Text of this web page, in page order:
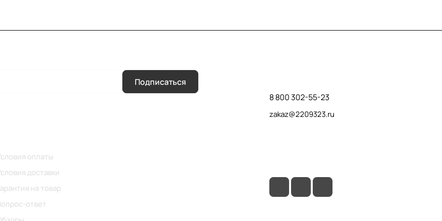
Подписаться
оплаты
доставки
на товар
ответ
8 800 302-55-23
zakaz@2209323.ru